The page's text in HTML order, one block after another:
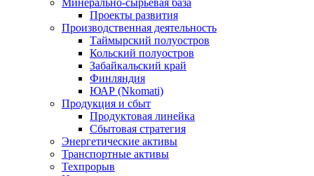
Минерально-сырьевая база
Проекты развития
Производственная деятельность
Таймырский полуостров
Кольский полуостров
Забайкальский край
Финляндия
ЮАР (Nkomati)
Продукция и сбыт
Продуктовая линейка
Сбытовая стратегия
Энергетические активы
Транспортные активы
Техпрорыв